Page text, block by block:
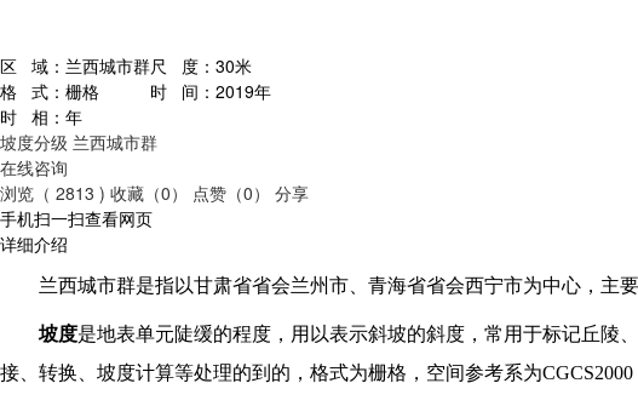
区 域： 兰西城市群尺 度： 30米
格 式： 栅格 时 间： 2019年
时 相： 年
坡度分级 兰西城市群
在线咨询
浏览（ 2813 ) 收藏（0） 点赞（0）
分享
手机扫一扫查看网页
详细介绍
兰西城市群是指以甘肃省省会兰州市、青海省省会西宁市为中心，主
坡度是地表单元陡缓的程度，用以表示斜坡的斜度，常用于标记丘陵
接、转换、坡度计算等处理的到的，格式为栅格，空间参考系为